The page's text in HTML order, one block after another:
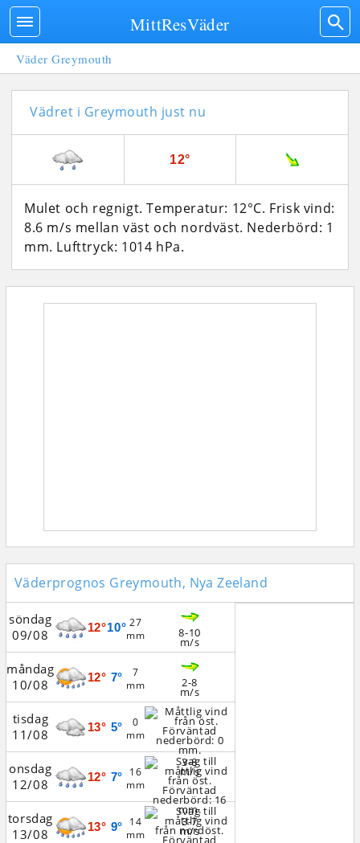
Väder Greymouth
Vädret i Greymouth just nu
12°
Mulet och regnigt. Temperatur: 12°C. Frisk vind:
8.6 m/s mellan väst och nordväst. Nederbörd: 1
mm. Lufttryck: 1014 hPa.
Väderprognos Greymouth, Nya Zeeland
söndag
09/08
måndag
10/08
tisdag
11/08
onsdag
12/08
torsdag
13/08
12°
12°
13°
12°
13°
10°
7°
5°
7°
9°
27
mm
7
mm
0
mm
16
mm
14
mm
8-10
m/s
2-8
m/s
3-8
m/s
3-7
m/s
MittResVäder